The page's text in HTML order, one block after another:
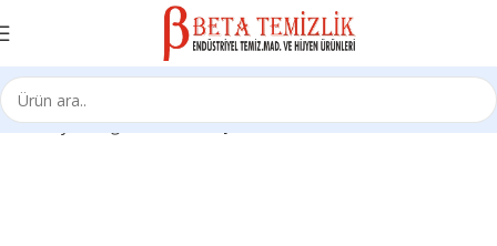
Ana Sayfa Kağıt Ürünleri Peçeteler